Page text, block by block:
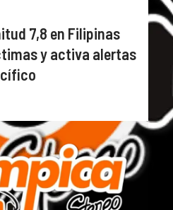
7,8 en Filipinas
y activa alertas